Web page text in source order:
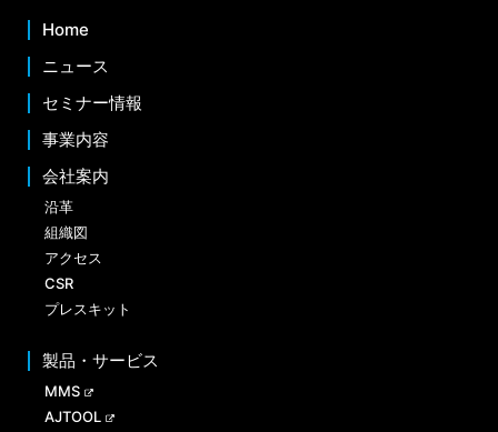
Home
ニュース
セミナー情報
事業内容
会社案内
沿革
組織図
アクセス
CSR
プレスキット
製品・サービス
MMS
AJTOOL